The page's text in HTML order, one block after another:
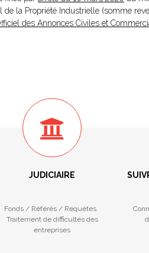
de la Propriété Industrielle (somme
des Annonces Civiles et
JUDICIAIRE
Fonds / Référés / Requêtes.
Traitement de difficultés des
entreprises